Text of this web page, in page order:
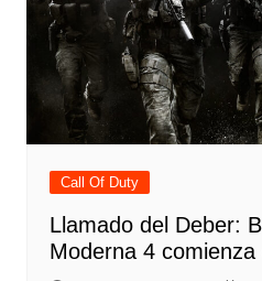
Call Of Duty
Llamado del Deber:
Moderna 4